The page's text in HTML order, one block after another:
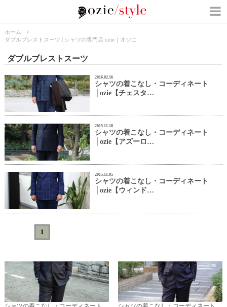
ホーム
ダブルブレストスーツ | シャツの専門店 ozie｜オジエ
ダブルブレストスーツ
2016.02.16
シャツの着こなし・コーディネート
│ozie【チェスタ…
2015.11.18
シャツの着こなし・コーディネート
│ozie【アズーロ…
2015.11.05
シャツの着こなし・コーディネート
│ozie【ウィンド…
1